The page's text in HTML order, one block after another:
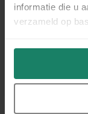
informatie die u
verzameld op